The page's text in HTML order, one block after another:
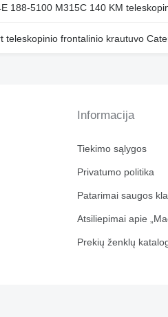
188-5100 M315C 140 KM
teleskopinio frontalinio krautuvo
Informacija
Tiekimo sąlygos
Privatumo politika
Patarimai saugos
Atsiliepimai apie
Prekių ženklų